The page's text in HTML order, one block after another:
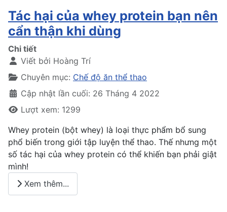
Tác hại của whey protein bạn nên
cẩn thận khi dùng
Chi tiết
Viết bởi Hoàng Trí
Chuyên mục: Chế độ ăn thể thao
Cập nhật lần cuối: 26 Tháng 4 2022
Lượt xem: 1299
Whey protein (bột whey) là loại thực phẩm bổ sung
phổ biến trong giới tập luyện thể thao. Thế nhưng một
số tác hại của whey protein có thể khiến bạn phải giật
mình!
Xem thêm...